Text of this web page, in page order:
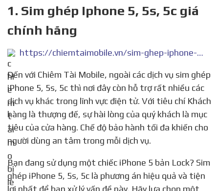
1. Sim ghép Iphone 5, 5s, 5c giá
chính hãng
https://chiemtaimobile.vn/sim-ghep-iphone-5-5s-5c.html
Đến với Chiêm Tài Mobile, ngoài các dịch vụ sim ghép
iPhone 5, 5s, 5c thì nơi đây còn hỗ trợ rất nhiều các
dịch vụ khác trong lĩnh vực điện tử. Với tiêu chí Khách
hàng là thượng đế, sự hài lòng của quý khách là mục
tiêu của cửa hàng. Chế độ bảo hành tối đa khiến cho
người dùng an tâm trong mỗi dịch vụ.
Bạn đang sử dụng một chiếc iPhone 5 bản Lock? Sim
ghép iPhone 5, 5s, 5c là phương án hiệu quả và tiện
lợi nhất để bạn xử lý vấn đề này. Hãy lựa chọn một